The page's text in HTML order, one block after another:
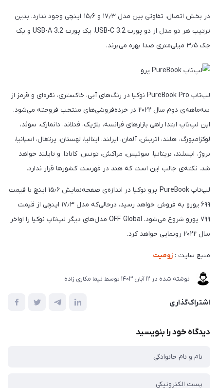
در بخش اتصال، تفاوتی بین مدل ۱۷٫۳ و ۱۵٫۶ اینچی وجود ندارد. بدین
ترتیب هر دو مدل از دو پورت USB-C 3.2، یک پورت USB-A 3.2 و یک
جک ۳٫۵ میلی‌متری صدا بهره می‌برند.
لپ‌تاپ PureBook Pro نوکیا در رنگ‌های آبی، خاکستری، نقره‌ای و قرمز از
سه‌ماهه‌ی دوم سال ۲۰۲۲ در خرده‌فروشی‌های منتخب فروخته می‌شود.
این لپ‌تاپ ابتدا راهی بازارهای فرانسه، بلژیک، فنلاند، دانمارک، سوئد،
لوکزامبورگ، هلند، اتریش، آلمان، ایرلند، ایتالیا، لهستان، پرتغال، اسپانیا،
نروژ، ایسلند، بریتانیا، سوئیس، مراکش، تونس، کانادا، و تایلند خواهد
شد. نکته‌ی جالب این است که هند در فهرست کشورها قرار ندارد.
لپ‌تاپ PureBook پرو نوکیا در اندازه‌ی صفحه‌نمایش ۱۵٫۶ اینچ با قیمت
۶۹۹ یورو به فروش خواهد رسید، در‌حالی‌که مدل ۱۷٫۳ اینچی از قیمت
۷۹۹ یورو شروع می‌شود. OFF Global مدل‌های دیگر لپ‌تاپ نوکیا را اواخر
سال ۲۰۲۲ رونمایی خواهد کرد.
منبع سایت : زومیت
نوشته شده در 12 آبان 1403 توسط نیما مکاری زاده
اشتراک‌گذاری
دیدگاه خود را بنویسید